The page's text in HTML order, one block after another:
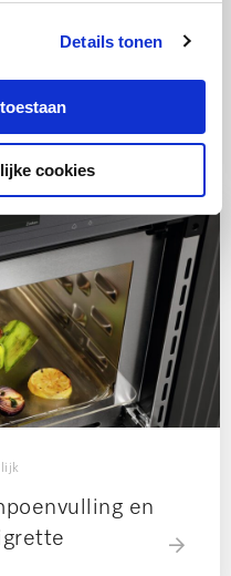
Details tonen
cookies
en